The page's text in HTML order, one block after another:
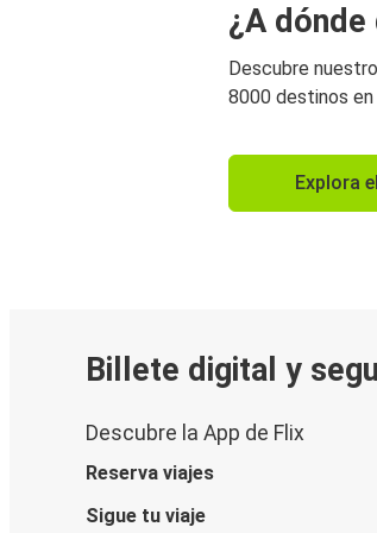
¿A dónde
Descubre
8000 destinos
Explora
Billete digital y
Descubre la App de Flix
Reserva viajes
Sigue tu viaje